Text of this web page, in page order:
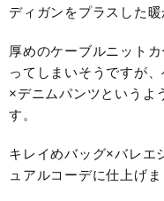
ディガンをプラスした
厚めのケーブルニット
ってしまいそうですが
×デニムパンツというよ
す。
キレイめバッグ×バレエ
ュアルコーデに仕上げま